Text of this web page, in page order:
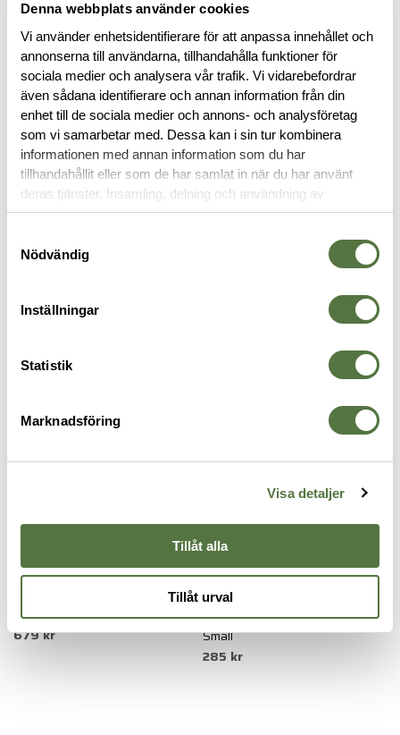
Denna webbplats använder cookies
Vi använder enhetsidentifierare för att anpassa innehållet och
annonserna till användarna, tillhandahålla funktioner för
sociala medier och analysera vår trafik. Vi vidarebefordrar
även sådana identifierare och annan information från din
enhet till de sociala medier och annons- och analysföretag
som vi samarbetar med. Dessa kan i sin tur kombinera
informationen med annan information som du har
tillhandahållit eller som de har samlat in när du har använt
deras tjänster. Insamling, delning och användning av
personuppgifter kan användas för personalisering av
Nödvändig
Inställningar
Statistik
Marknadsföring
Visa detaljer
Tillåt alla
Tillåt urval
BESKRIVNING
RECENSIONER
HANDSKAR
Recon Covert Medium
679 kr
MECHANIX
Tactical ColdWork FastFit Covert
Small
285 kr